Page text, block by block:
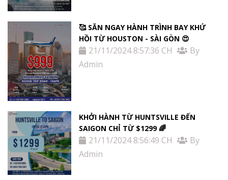
🥰 SĂN NGAY HÀNH TRÌNH BAY KHỨ
HỒI TỪ HOUSTON - SÀI GÒN 😍
21/11/2024 8:57:36 CH
By
Admin
KHỞI HÀNH TỪ HUNTSVILLE ĐẾN
SAIGON CHỈ TỪ $1299 🌈
21/11/2024 8:56:49 CH
By
Admin